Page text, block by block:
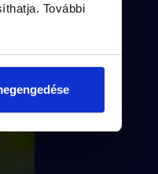
További